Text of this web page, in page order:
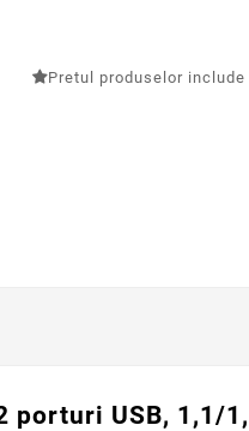
Pretul produselor
USB, 1,1/